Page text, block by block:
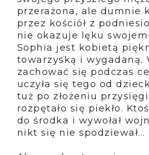
przerażona, ale dumnie
przez kościół z
nie okazuje lęku
Sophia jest kobietą
towarzyską i wygadaną.
zachować się podczas
uczyła się tego od
tuż po złożeniu
rozpętało się piekło.
do środka i wywołał
nikt się nie spodziewał...